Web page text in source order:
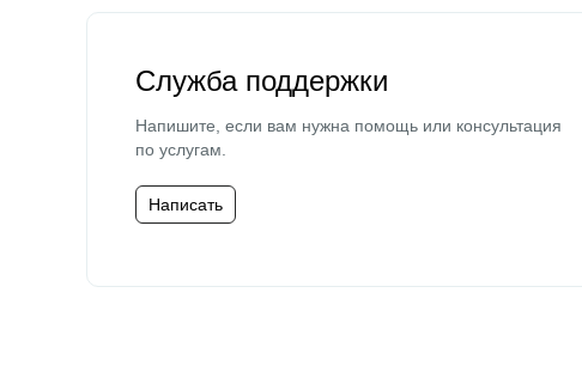
Служба поддержки
Напишите, если вам нужна помощь или консультация
по услугам.
Написать